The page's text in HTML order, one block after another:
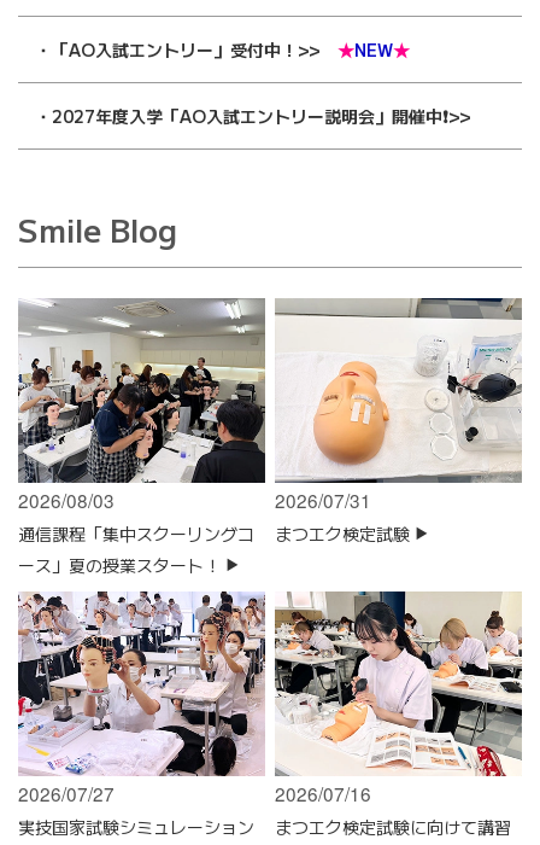
・「AO入試エントリー」受付中！>> ★NEW★
・2027年度入学「AO入試エントリー説明会」開催中❗️>>
Smile Blog
2026/08/03
通信課程「集中スクーリングコ
ース」夏の授業スタート！
2026/07/31
まつエク検定試験
2026/07/27
実技国家試験シミュレーション
2026/07/16
まつエク検定試験に向けて講習